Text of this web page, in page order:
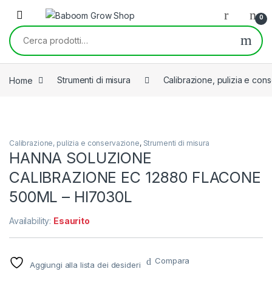
Skip to navigation
Skip to content
0
Cerca:
Home Strumenti di misura Calibrazione, pulizia e
Calibrazione, pulizia e conservazione, Strumenti di misura
HANNA SOLUZIONE
CALIBRAZIONE EC 12880 FLACONE
500ML – HI7030L
Availability: Esaurito
Aggiungi alla lista dei desideri Compara